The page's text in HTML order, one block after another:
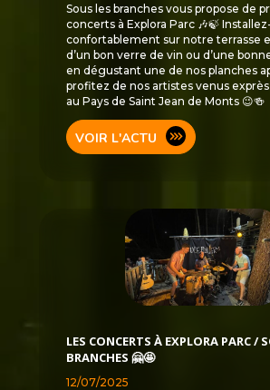
Sous les branches vous propose de
concerts à Explora Parc 🎶🍃
confortablement sur notre terrasse
d’un bon verre de vin ou d’une
en dégustant une de nos planches
profitez de nos artistes venus
au Pays de Saint Jean de Monts 😉🍻
VOIR L'ACTU
LES CONCERTS À EXPLORA PARC /
BRANCHES 🤗🤩
12/07/2025